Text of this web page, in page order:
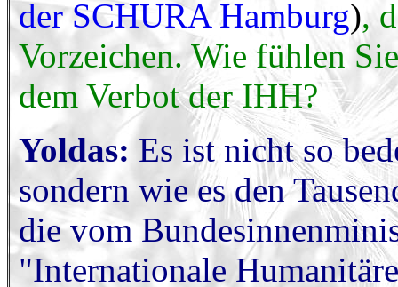
der SCHURA Hamburg),
Vorzeichen. Wie fühlen
dem Verbot der IHH?
Yoldas: Es ist nicht so
sondern wie es den
die vom
"Internationale